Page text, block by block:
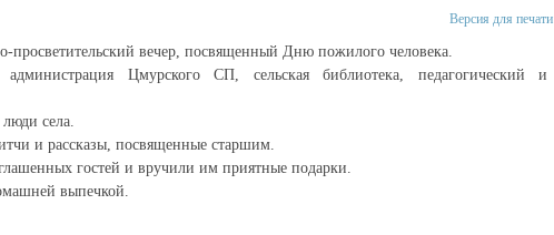
Версия для печати
просветительский вечер, посвященный Дню пожилого человека.
Цмурского СП, сельская библиотека, педагогический и
села.
и рассказы, посвященные старшим.
гостей и вручили им приятные подарки.
выпечкой.